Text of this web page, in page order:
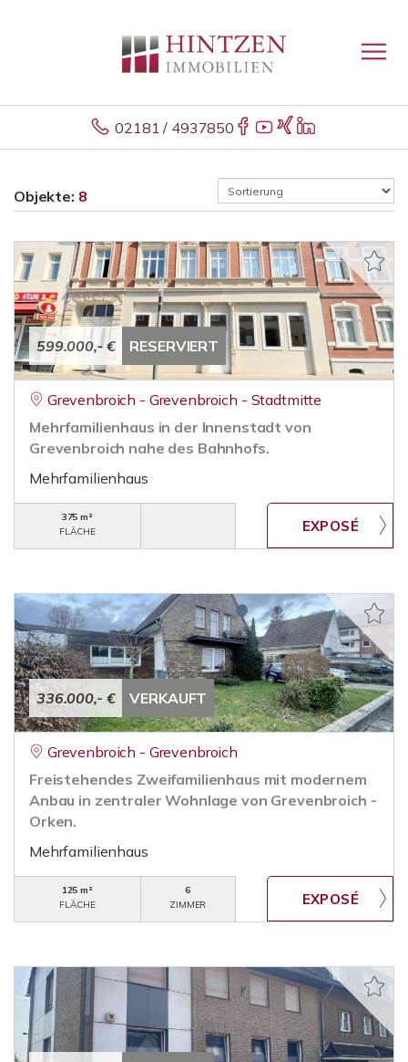
02181 / 4937850
Objekte: 8
599.000,- € RESERVIERT
Grevenbroich - Grevenbroich - Stadtmitte
Mehrfamilienhaus in der Innenstadt von
Grevenbroich nahe des Bahnhofs.
Mehrfamilienhaus
375 m²
FLÄCHE
336.000,- € VERKAUFT
Grevenbroich - Grevenbroich
Freistehendes Zweifamilienhaus mit modernem
Anbau in zentraler Wohnlage von Grevenbroich -
Orken.
Mehrfamilienhaus
125 m²
FLÄCHE
6
ZIMMER